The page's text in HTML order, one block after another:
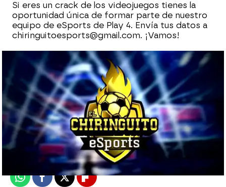
Si eres un crack de los videojuegos tienes la
oportunidad única de formar parte de nuestro
equipo de eSports de Play 4. Envía tus datos a
chiringuitoesports@gmail.com. ¡Vamos!
mega
Madrid
Publicado:27 de marzo de 2018, 02:13
WhatsappFacebook
X Flipboard